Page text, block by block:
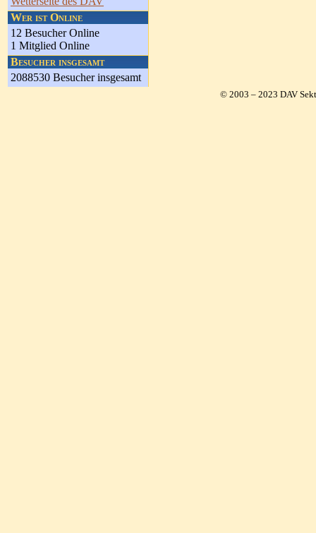
Wer ist Online
12 Besucher Online
1 Mitglied Online
Besucher insgesamt
2088530 Besucher insgesamt
© 2003 – 2023 DAV